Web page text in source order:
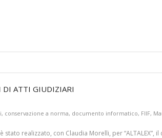
DI ATTI GIUDIZIARI
, conservazione a norma, documento informatico, FIIF,
realizzato, con Claudia Morelli, per